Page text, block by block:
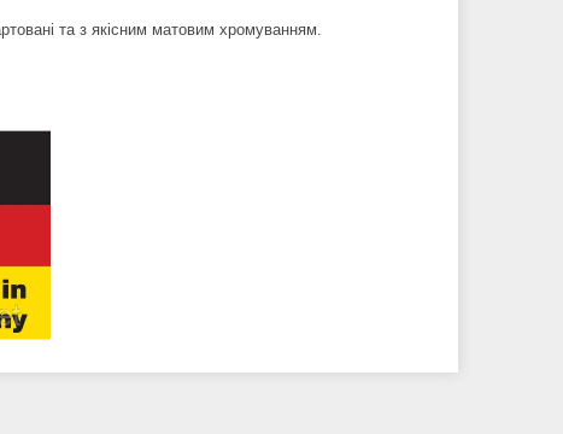
та з якісним матовим хромуванням.